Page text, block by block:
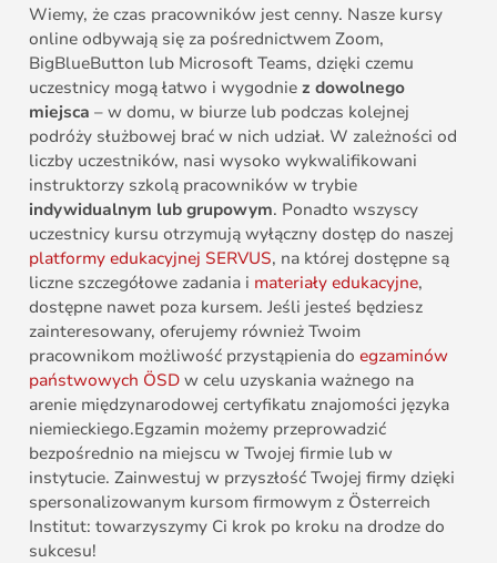
Wiemy, że czas pracowników jest cenny. Nasze kursy
online odbywają się za pośrednictwem Zoom,
BigBlueButton lub Microsoft Teams, dzięki czemu
uczestnicy mogą łatwo i wygodnie z dowolnego
miejsca – w domu, w biurze lub podczas kolejnej
podróży służbowej brać w nich udział. W zależności od
liczby uczestników, nasi wysoko wykwalifikowani
instruktorzy szkolą pracowników w trybie
indywidualnym lub grupowym. Ponadto wszyscy
uczestnicy kursu otrzymują wyłączny dostęp do naszej
platformy edukacyjnej SERVUS, na której dostępne są
liczne szczegółowe zadania i materiały edukacyjne,
dostępne nawet poza kursem. Jeśli jesteś będziesz
zainteresowany, oferujemy również Twoim
pracownikom możliwość przystąpienia do egzaminów
państwowych ÖSD w celu uzyskania ważnego na
arenie międzynarodowej certyfikatu znajomości języka
niemieckiego.Egzamin możemy przeprowadzić
bezpośrednio na miejscu w Twojej firmie lub w
instytucie. Zainwestuj w przyszłość Twojej firmy dzięki
spersonalizowanym kursom firmowym z Österreich
Institut: towarzyszymy Ci krok po kroku na drodze do
sukcesu!